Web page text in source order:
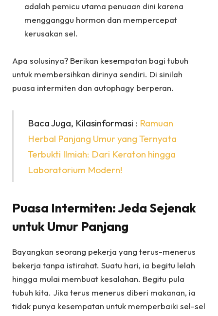
adalah pemicu utama penuaan dini karena
mengganggu hormon dan mempercepat
kerusakan sel.
Apa solusinya? Berikan kesempatan bagi tubuh
untuk membersihkan dirinya sendiri. Di sinilah
puasa intermiten dan autophagy berperan.
Baca Juga, Kilasinformasi : Ramuan
Herbal Panjang Umur yang Ternyata
Terbukti Ilmiah: Dari Keraton hingga
Laboratorium Modern!
Puasa Intermiten: Jeda Sejenak
untuk Umur Panjang
Bayangkan seorang pekerja yang terus-menerus
bekerja tanpa istirahat. Suatu hari, ia begitu lelah
hingga mulai membuat kesalahan. Begitu pula
tubuh kita. Jika terus menerus diberi makanan, ia
tidak punya kesempatan untuk memperbaiki sel-sel